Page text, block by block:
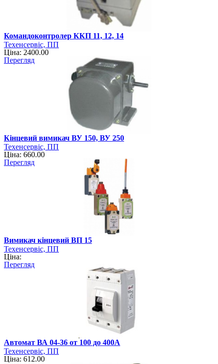
Командоконтролер ККП 11, 12, 14
Техенсервіс, ПП
Ціна: 2400.00
Перегляд
Кінцевий вимикач ВУ 150, ВУ 250
Техенсервіс, ПП
Ціна: 660.00
Перегляд
Вимикач кінцевий ВП 15
Техенсервіс, ПП
Ціна:
Перегляд
Автомат ВА 04-36 от 100 до 400А
Техенсервіс, ПП
Ціна: 612.00